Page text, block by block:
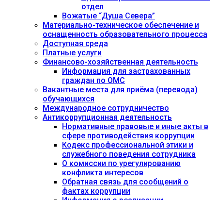
отдел
Вожатые “Душа Севера”
Материально-техническое обеспечение и
оснащенность образовательного процесса
Доступная среда
Платные услуги
Финансово-хозяйственная деятельность
Информация для застрахованных
граждан по ОМС
Вакантные места для приёма (перевода)
обучающихся
Международное сотрудничество
Антикоррупционная деятельность
Нормативные правовые и иные акты в
сфере противодействия коррупции
Кодекс профессиональной этики и
служебного поведения сотрудника
О комиссии по урегулированию
конфликта интересов
Обратная связь для сообщений о
фактах коррупции